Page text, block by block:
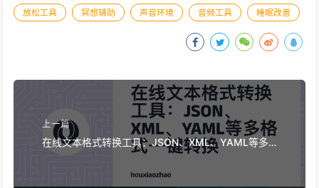
放松工具 冥想辅助 声音环境 音频工具 睡眠改善
上一篇
在线文本格式转换工具：JSON、XML、YAML等多